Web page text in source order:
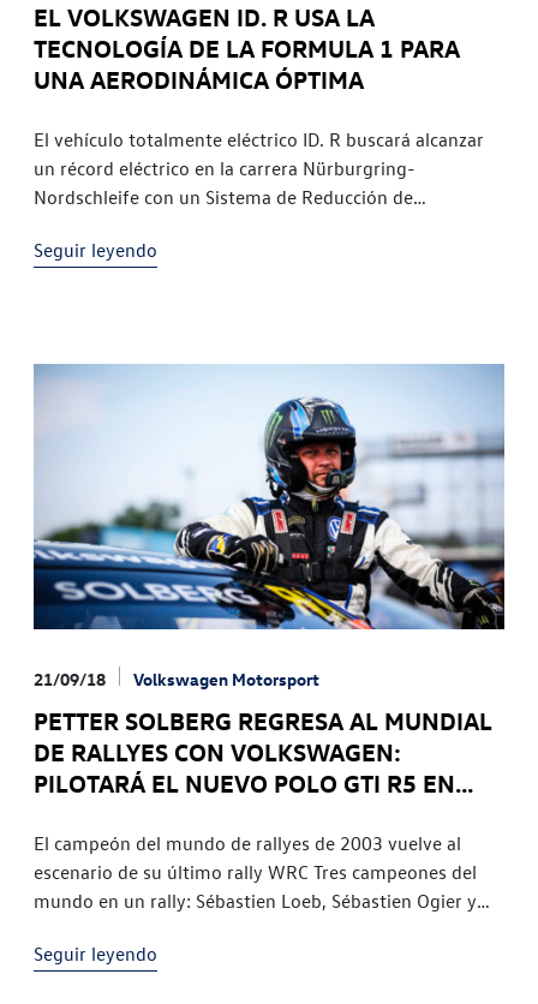
EL VOLKSWAGEN ID. R USA LA
TECNOLOGÍA DE LA FORMULA 1 PARA
UNA AERODINÁMICA ÓPTIMA
El vehículo totalmente eléctrico ID. R buscará alcanzar
un récord eléctrico en la carrera Nürburgring-
Nordschleife con un Sistema de Reducción de
en Pikes Peak, la configuración aerodinámica
Seguir leyendo
21/09/18 Volkswagen Motorsport
PETTER SOLBERG REGRESA AL MUNDIAL
DE RALLYES CON VOLKSWAGEN:
PILOTARÁ EL NUEVO POLO GTI R5 EN
El campeón del mundo de rallyes de 2003 vuelve al
escenario de su último rally WRC Tres campeones del
mundo en un rally: Sébastien Loeb, Sébastien Ogier y
Seguir leyendo